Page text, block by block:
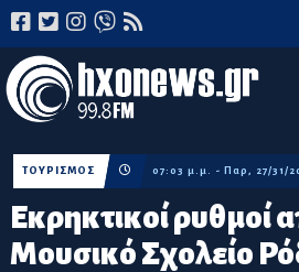
Εκρηκτικοί ρυθμοί
Μουσικό Σχολείο
ΤΟΥΡΙΣΜΟΣ 07:03 μ.μ. - Παρ, 27/31/